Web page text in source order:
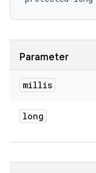
Parameter
millis
long